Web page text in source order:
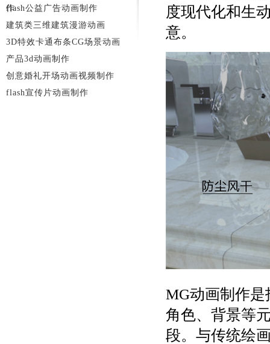
度现代化和生
意。
MG动画制作
角色、背景等
段。与传统绘
作
flash公益广告动画制作
建筑类三维建筑漫游动画
3D特效卡通布条CG场景动画
产品3d动画制作
创意婚礼开场动画视频制作
flash宣传片动画制作